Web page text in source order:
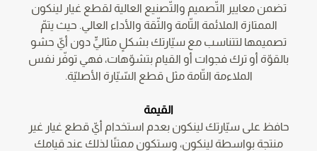
تضمن معايير التّصميم والتّصنيع العالية لقطع غيار لينكون
الممتازة الملائمة التّامة والثّقة والأداء العالي. حيث يتمّ
تصميمها لتتناسب مع سيّارتك بشكلٍ مثاليٍّ دون أيّ حشو
بالقوّة أو ترك فجوات أو القيام بتشوّهات، فهي توفّر نفس
الملاءمة التّامة مثل قطع السّيّارة الأصليّة.
القيمة
حافظ على سيّارتك لينكون بعدم استخدام أيّ قطع غيار غير
منتجة بواسطة لينكون، وستكون ممتنًا لذلك عند قيامك